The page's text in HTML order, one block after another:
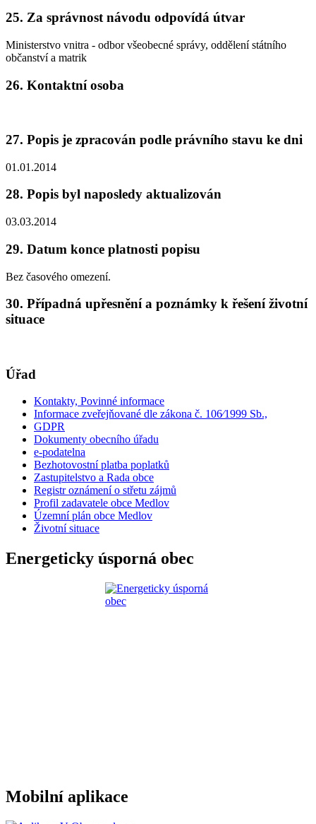
25. Za správnost návodu odpovídá útvar
Ministerstvo vnitra - odbor všeobecné správy, oddělení státního
občanství a matrik
26. Kontaktní osoba
27. Popis je zpracován podle právního stavu ke dni
01.01.2014
28. Popis byl naposledy aktualizován
03.03.2014
29. Datum konce platnosti popisu
Bez časového omezení.
30. Případná upřesnění a poznámky k řešení životní
situace
Úřad
Kontakty, Povinné informace
Informace zveřejňované dle zákona č. 106⁄1999 Sb.,
GDPR
Dokumenty obecního úřadu
e-podatelna
Bezhotovostní platba poplatků
Zastupitelstvo a Rada obce
Registr oznámení o střetu zájmů
Profil zadavatele obce Medlov
Územní plán obce Medlov
Životní situace
Energeticky úsporná obec
Mobilní aplikace